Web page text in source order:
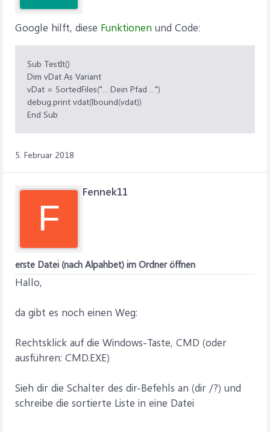
Google hilft, diese Funktionen und Code:
Sub TestIt()
Dim vDat As Variant
vDat = SortedFiles("... Dein Pfad ...")
debug.print vdat(lbound(vdat))
End Sub
5. Februar 2018
F
Fennek11
erste Datei (nach Alpahbet) im Ordner öffnen
Hallo,
da gibt es noch einen Weg:
Rechtsklick auf die Windows-Taste, CMD (oder
ausführen: CMD.EXE)
Sieh dir die Schalter des dir-Befehls an (dir /?) und
schreibe die sortierte Liste in eine Datei